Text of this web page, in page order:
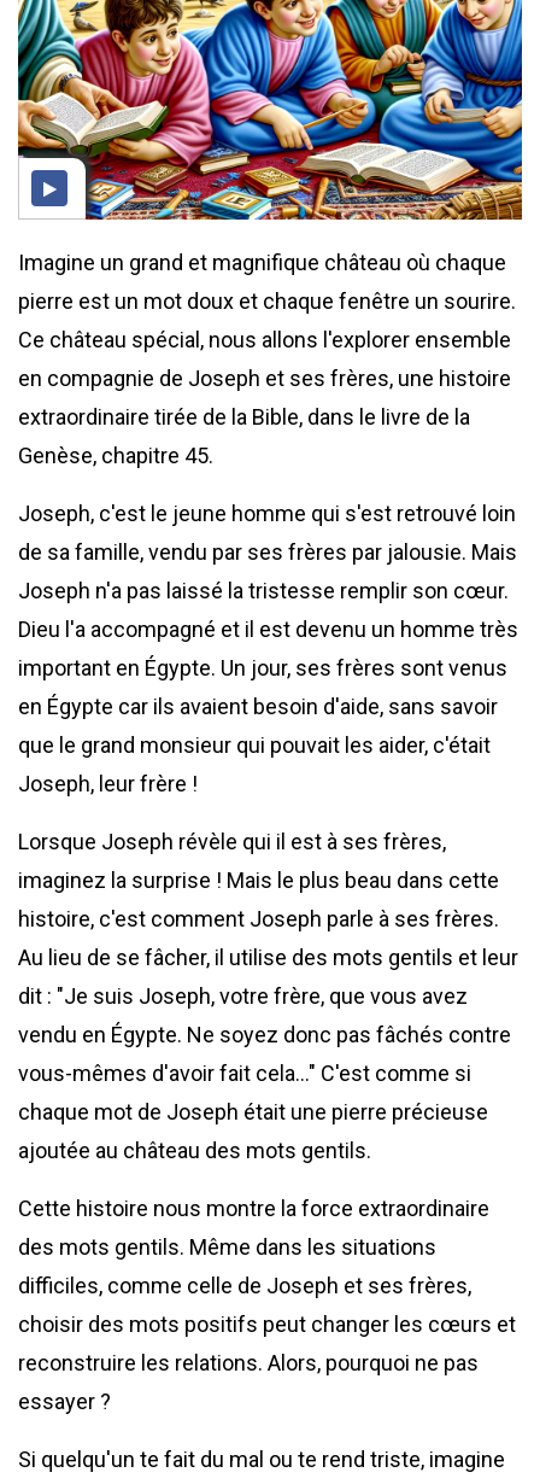
Imagine un grand et magnifique château où chaque
pierre est un mot doux et chaque fenêtre un sourire.
Ce château spécial, nous allons l'explorer ensemble
en compagnie de Joseph et ses frères, une histoire
extraordinaire tirée de la Bible, dans le livre de la
Genèse, chapitre 45.
Joseph, c'est le jeune homme qui s'est retrouvé loin
de sa famille, vendu par ses frères par jalousie. Mais
Joseph n'a pas laissé la tristesse remplir son cœur.
Dieu l'a accompagné et il est devenu un homme très
important en Égypte. Un jour, ses frères sont venus
en Égypte car ils avaient besoin d'aide, sans savoir
que le grand monsieur qui pouvait les aider, c'était
Joseph, leur frère !
Lorsque Joseph révèle qui il est à ses frères,
imaginez la surprise ! Mais le plus beau dans cette
histoire, c'est comment Joseph parle à ses frères.
Au lieu de se fâcher, il utilise des mots gentils et leur
dit : "Je suis Joseph, votre frère, que vous avez
vendu en Égypte. Ne soyez donc pas fâchés contre
vous-mêmes d'avoir fait cela…" C'est comme si
chaque mot de Joseph était une pierre précieuse
ajoutée au château des mots gentils.
Cette histoire nous montre la force extraordinaire
des mots gentils. Même dans les situations
difficiles, comme celle de Joseph et ses frères,
choisir des mots positifs peut changer les cœurs et
reconstruire les relations. Alors, pourquoi ne pas
essayer ?
Si quelqu'un te fait du mal ou te rend triste, imagine